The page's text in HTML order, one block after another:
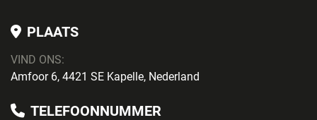
PLAATS
VIND ONS:
Amfoor 6, 4421 SE Kapelle, Nederland
TELEFOONNUMMER